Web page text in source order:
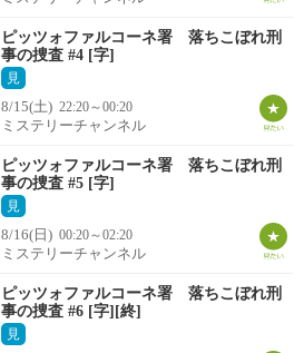
ピッツォファルコーネ署 落ちこぼれ刑
事の捜査 #4 [字]
見
8/15(土) 22:20～00:20
ミステリーチャンネル
ピッツォファルコーネ署 落ちこぼれ刑
事の捜査 #5 [字]
見
8/16(日) 00:20～02:20
ミステリーチャンネル
ピッツォファルコーネ署 落ちこぼれ刑
事の捜査 #6 [字][終]
見